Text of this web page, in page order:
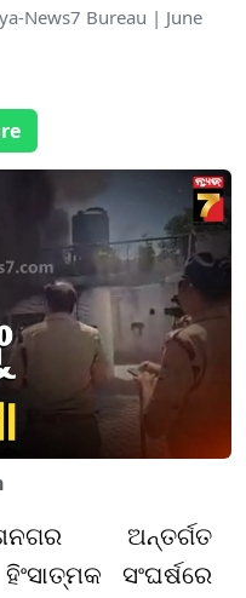
News7 Bureau | June
ଅନ୍ତର୍ଗତ
ସଂଘର୍ଷରେ